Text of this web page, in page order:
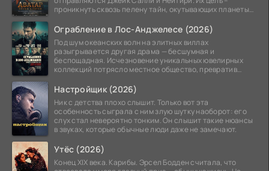
проникнуть сквозь пелену тайн, окутывающих планеты
Ограбление в Лос-Анджелесе (2026)
Под шум океанских волн на элитных виллах
разыгрывается другая драма — бесшумная и
беспощадная. Исчезновение уникальных ювелирных
коллекций потрясло местное общество, превратив
Настройщик (2026)
Ник с детства плохо слышит. Только вот эта
особенность сыграла с ним злую шутку наоборот: его
слух стал невероятно тонким. Он слышит такие нюансы
в звуках, которые обычные люди даже не замечают.
Утёс (2026)
Конец XIX века. Карибы. Эрсел Бодден считала, что